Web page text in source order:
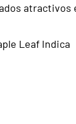
atractivos
Leaf Indica